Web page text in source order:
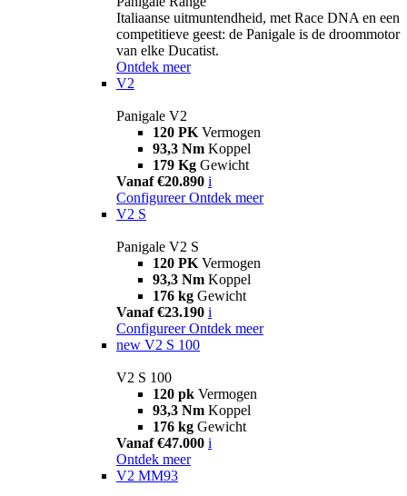
Italiaanse uitmuntendheid, met Race DNA en een
competitieve geest: de Panigale is de droommotor
van elke Ducatist.
Ontdek meer
V2
Panigale V2
120 PK Vermogen
93,3 Nm Koppel
179 Kg Gewicht
Vanaf €20.890 i
Configureer Ontdek meer
V2 S
Panigale V2 S
120 PK Vermogen
93,3 Nm Koppel
176 kg Gewicht
Vanaf €23.190 i
Configureer Ontdek meer
new V2 S 100
V2 S 100
120 pk Vermogen
93,3 Nm Koppel
176 kg Gewicht
Vanaf €47.000 i
Ontdek meer
V2 MM93